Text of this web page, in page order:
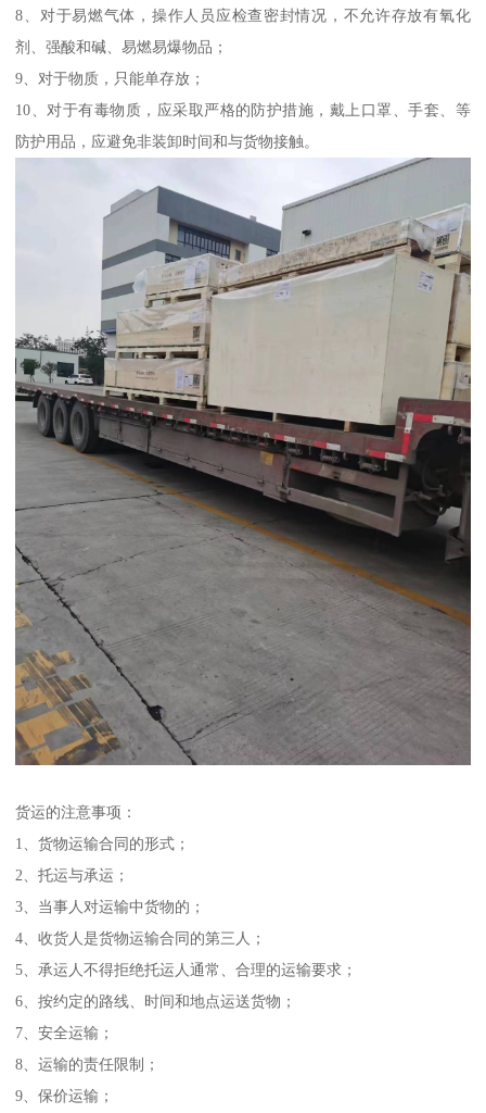
8、对于易燃气体，操作人员应检查密封情况，不允许存放有氧化
剂、强酸和碱、易燃易爆物品；
9、对于物质，只能单存放；
10、对于有毒物质，应采取严格的防护措施，戴上口罩、手套、等
防护用品，应避免非装卸时间和与货物接触。
货运的注意事项：
1、货物运输合同的形式；
2、托运与承运；
3、当事人对运输中货物的；
4、收货人是货物运输合同的第三人；
5、承运人不得拒绝托运人通常、合理的运输要求；
6、按约定的路线、时间和地点运送货物；
7、安全运输；
8、运输的责任限制；
9、保价运输；